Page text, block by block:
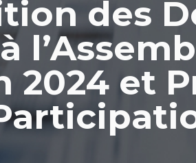
des
2024 et